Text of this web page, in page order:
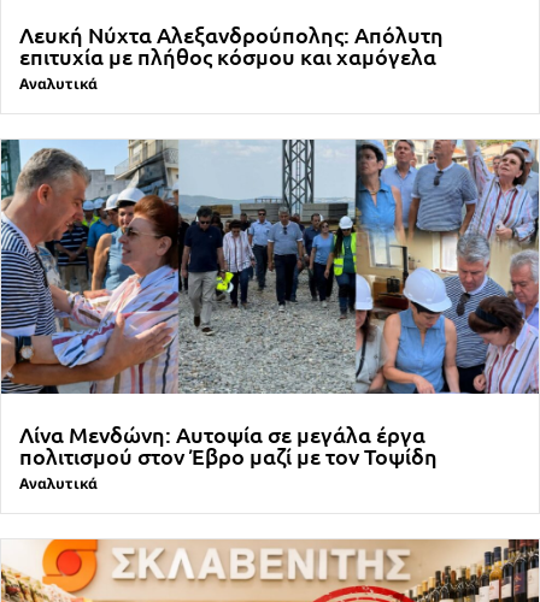
Λευκή Νύχτα Αλεξανδρούπολης: Απόλυτη
επιτυχία με πλήθος κόσμου και χαμόγελα
Αναλυτικά
Λίνα Μενδώνη: Αυτοψία σε μεγάλα έργα
πολιτισμού στον Έβρο μαζί με τον Τοψίδη
Αναλυτικά